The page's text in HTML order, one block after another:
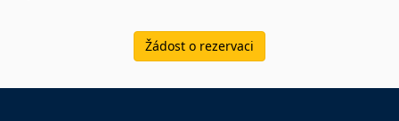
Žádost o rezervaci